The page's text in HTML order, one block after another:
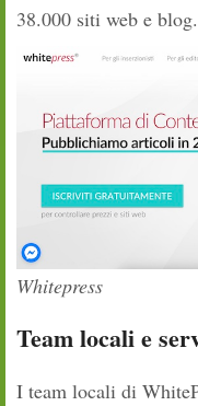
38.000 siti web e blog.
Whitepress
Team locali e
I team locali di